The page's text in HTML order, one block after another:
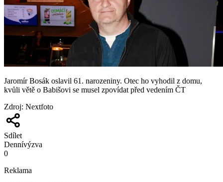
Jaromír Bosák oslavil 61. narozeniny. Otec ho vyhodil z domu,
kvůli větě o Babišovi se musel zpovídat před vedením ČT
Zdroj: Nextfoto
Sdílet
Dennívýzva
0
Reklama